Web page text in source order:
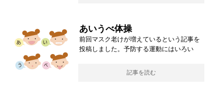
あいうべ体操
前回マスク老けが増えているという記事を
投稿しました。予防する運動にはいろい
記事を読む